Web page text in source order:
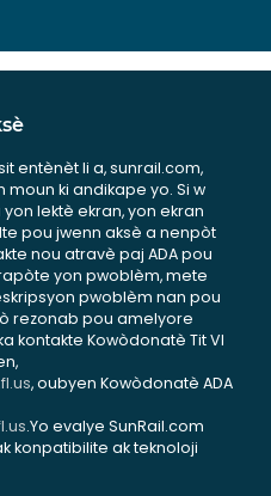
entènèt li a, sunrail.com,
ki andikape yo. Si w
lektè ekran, yon ekran
pou jwenn aksè a nenpòt
nou atravè paj ADA pou
yon pwoblèm, mete
pwoblèm nan pou
rezonab pou amelyore
kontakte Kowòdonatè Tit VI
, oubyen Kowòdonatè ADA
.Yo evalye SunRail.com
konpatibilite ak teknoloji